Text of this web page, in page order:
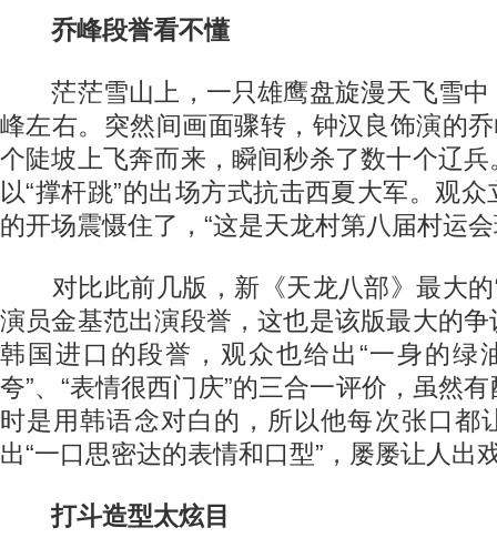
乔峰段誉看不懂
茫茫雪山上，一只雄鹰盘旋漫天飞雪中
峰左右。突然间画面骤转，钟汉良饰演的
个陡坡上飞奔而来，瞬间秒杀了数十个辽
以“撑杆跳”的出场方式抗击西夏大军。观
的开场震慑住了，“这是天龙村第八届村运
对比此前几版，新《天龙八部》最大的
演员金基范出演段誉，这也是该版最大的
韩国进口的段誉，观众也给出“一身的绿
夸”、“表情很西门庆”的三合一评价，虽然
时是用韩语念对白的，所以他每次张口都
出“一口思密达的表情和口型”，屡屡让人出
打斗造型太炫目